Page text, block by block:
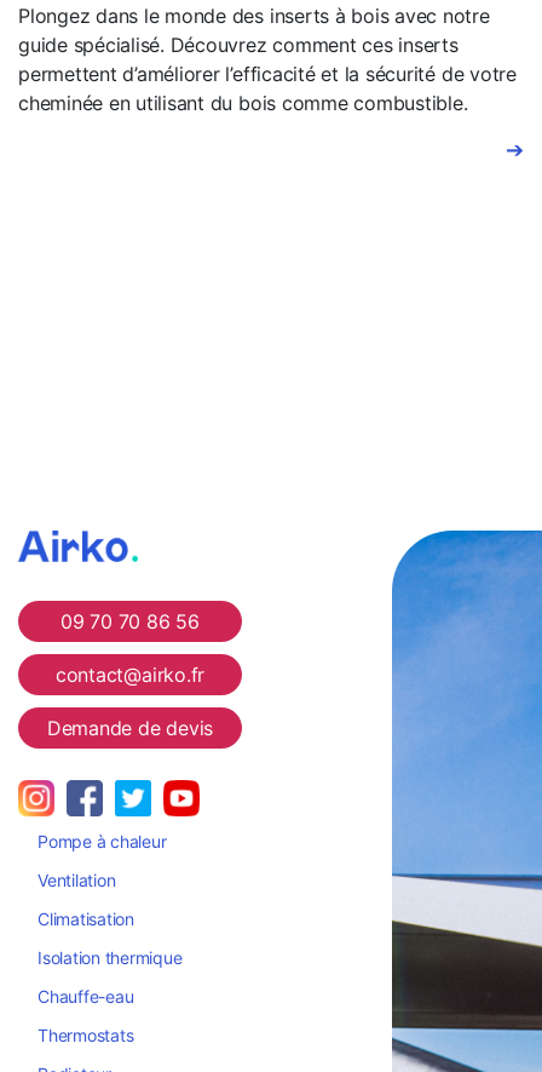
Plongez dans le monde des inserts à bois avec notre
guide spécialisé. Découvrez comment ces inserts
permettent d’améliorer l’efficacité et la sécurité de votre
cheminée en utilisant du bois comme combustible.
➔
Airko09 70 70 86 56
contact@airko.fr
Demande de devis
Pompe à chaleur
Ventilation
Climatisation
Isolation thermique
Chauffe-eau
Thermostats